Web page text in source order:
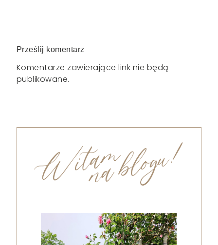
Prześlij komentarz
Komentarze zawierające link nie będą
publikowane.